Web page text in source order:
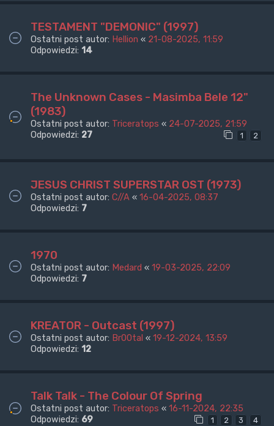
TESTAMENT "DEMONIC" (1997)
Ostatni post autor: Hellion « 21-08-2025, 11:59
Odpowiedzi: 14
The Unknown Cases - Masimba Bele 12"
(1983)
Ostatni post autor: Triceratops « 24-07-2025, 21:59
Odpowiedzi: 27 1 2
JESUS CHRIST SUPERSTAR OST (1973)
Ostatni post autor: C//A « 16-04-2025, 08:37
Odpowiedzi: 7
1970
Ostatni post autor: Medard « 19-03-2025, 22:09
Odpowiedzi: 7
KREATOR - Outcast (1997)
Ostatni post autor: Br00tal « 19-12-2024, 13:59
Odpowiedzi: 12
Talk Talk - The Colour Of Spring
Ostatni post autor: Triceratops « 16-11-2024, 22:35
Odpowiedzi: 69 1 2 3 4